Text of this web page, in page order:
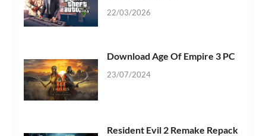
22/03/2026
Download Age Of Empire 3 PC
23/07/2024
Resident Evil 2 Remake Repack